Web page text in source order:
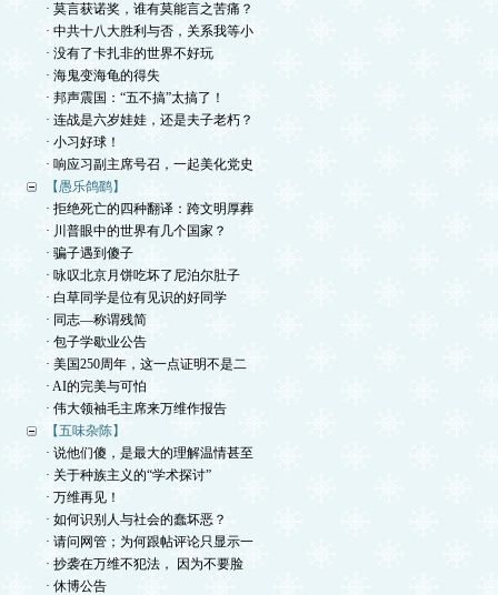
· 莫言获诺奖，谁有莫能言之苦痛？
· 中共十八大胜利与否，关系我等小
· 没有了卡扎非的世界不好玩
· 海鬼变海龟的得失
· 邦声震国：“五不搞”太搞了！
· 连战是六岁娃娃，还是夫子老朽？
· 小习好球！
· 响应习副主席号召，一起美化党史
【愚乐鸽鹞】
· 拒绝死亡的四种翻译：跨文明厚葬
· 川普眼中的世界有几个国家？
· 骗子遇到傻子
· 咏叹北京月饼吃坏了尼泊尔肚子
· 白草同学是位有见识的好同学
· 同志—称谓残简
· 包子学歇业公告
· 美国250周年，这一点证明不是二
· AI的完美与可怕
· 伟大领袖毛主席来万维作报告
【五味杂陈】
· 说他们傻，是最大的理解温情甚至
· 关于种族主义的“学术探讨”
· 万维再见！
· 如何识别人与社会的蠢坏恶？
· 请问网管；为何跟帖评论只显示一
· 抄袭在万维不犯法， 因为不要脸
· 休博公告